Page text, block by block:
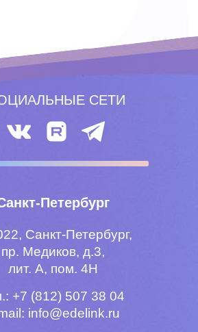
Петербург
Санкт-Петербург,
пр. Медиков, д.3,
лит. А, пом. 4Н
+7 (812) 507 38 04
info@edelink.ru